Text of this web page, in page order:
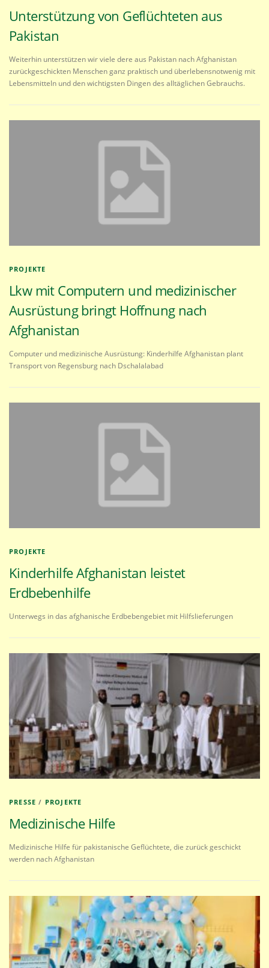
Unterstützung von Geflüchteten aus
Pakistan
Weiterhin unterstützen wir viele dere aus Pakistan nach Afghanistan
zurückgeschickten Menschen ganz praktisch und überlebensnotwenig mit
Lebensmitteln und den wichtigsten Dingen des alltäglichen Gebrauchs.
PROJEKTE
Lkw mit Computern und medizinischer
Ausrüstung bringt Hoffnung nach
Afghanistan
Computer und medizinische Ausrüstung: Kinderhilfe Afghanistan plant
Transport von Regensburg nach Dschalalabad
PROJEKTE
Kinderhilfe Afghanistan leistet
Erdbebenhilfe
Unterwegs in das afghanische Erdbebengebiet mit Hilfslieferungen
PRESSE / PROJEKTE
Medizinische Hilfe
Medizinische Hilfe für pakistanische Geflüchtete, die zurück geschickt
werden nach Afghanistan